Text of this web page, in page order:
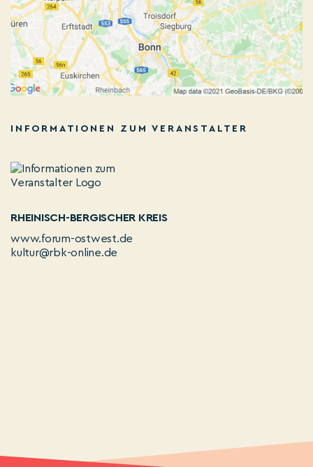
INFORMATIONEN ZUM VERANSTALTER
RHEINISCH-BERGISCHER KREIS
www.forum-ostwest.de
kultur@rbk-online.de